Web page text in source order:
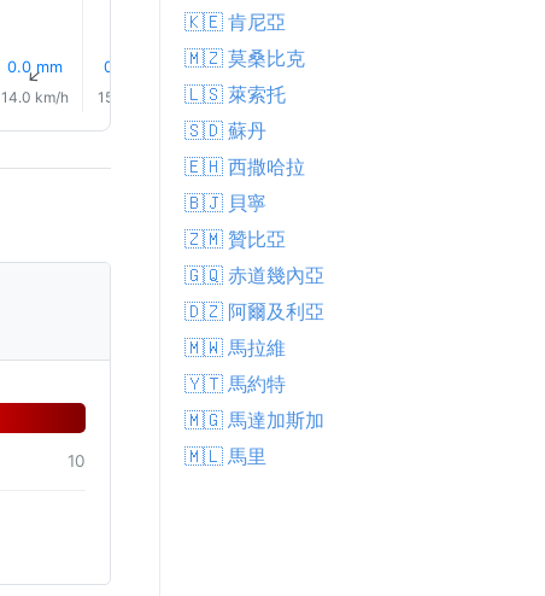
0.0 mm
↑
14.0 km/h
0.0 mm
15.0 km/h
0.0 mm
↑
16.0 km/h
0.0 mm
10
🇰🇪 肯尼亞
🇲🇿 莫桑比克
🇱🇸 萊索托
🇸🇩 蘇丹
🇪🇭 西撒哈拉
🇧🇯 貝寧
🇿🇲 贊比亞
🇬🇶 赤道幾內亞
🇩🇿 阿爾及利亞
🇲🇼 馬拉維
🇾🇹 馬約特
🇲🇬 馬達加斯加
🇲🇱 馬里